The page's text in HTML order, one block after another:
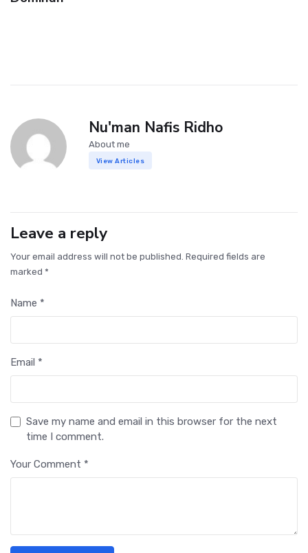
Nu'man Nafis Ridho
About me
View Articles
Leave a reply
Your email address will not be published. Required fields are
marked *
Name *
Email *
Save my name and email in this browser for the next
time I comment.
Your Comment *